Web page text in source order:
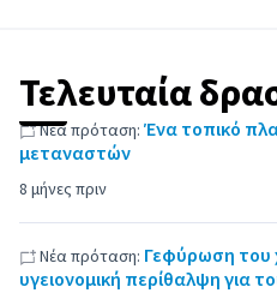
Τελευταία
8 μήνες πριν
Νέα πρόταση: Ένα τοπικό
μεταναστών
Νέα πρόταση: Γεφύρωση του
υγειονομική περίθαλψη για